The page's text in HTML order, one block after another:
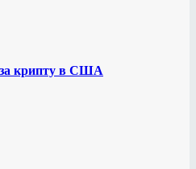
крипту в США